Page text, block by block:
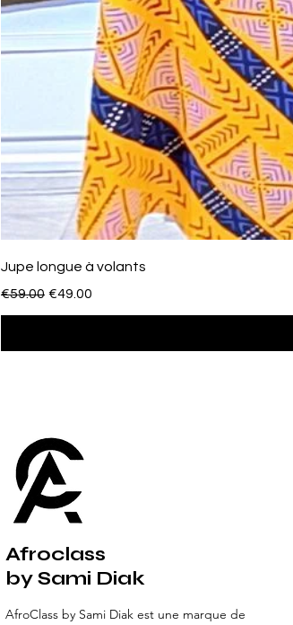
Jupe longue à volants
Regular Price
€59.00 Sale Price
€49.00
Afroclass
by Sami Diak
AfroClass by Sami Diak est une marque de